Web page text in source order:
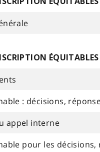
: décisions,
appel interne
pour les